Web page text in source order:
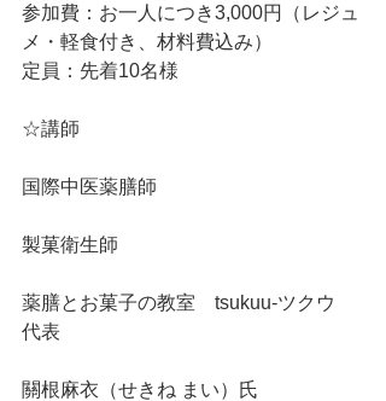
参加費：お一人につき3,000円（レジュ
メ・軽食付き、材料費込み）
定員：先着10名様
☆講師
国際中医薬膳師
製菓衛生師
薬膳とお菓子の教室　tsukuu-ツクウ
代表
關根麻衣（せきね まい）氏